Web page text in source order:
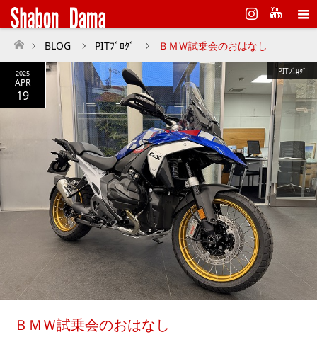
Instagram
ホーム
BLOG PITﾌﾞﾛｸﾞ ＢＭＷ試乗会のおはなし
2025
APR
19
PITﾌﾞﾛｸﾞ
ＢＭＷ試乗会のおはなし